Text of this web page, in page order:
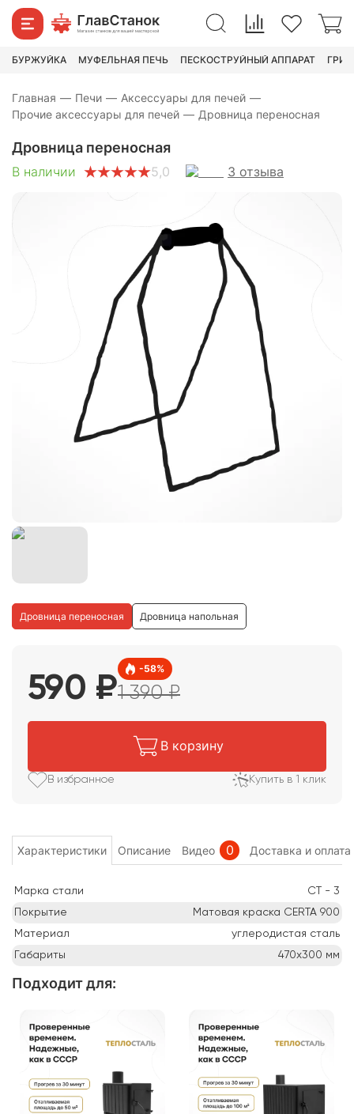
БУРЖУЙКА МУФЕЛЬНАЯ ПЕЧЬ ПЕСКОСТРУЙНЫЙ АППАРАТ
Главная — Печи — Аксессуары для печей —
Прочие аксессуары для печей — Дровница переносная
Дровница переносная
В наличии 5,0 3 отзыва
Дровница переносная Дровница напольная
590 ₽
-58%
1 390₽
В корзину
В избранное Купить в 1 клик
Характеристики Описание Видео 0 Доставка и оплата
Марка стали
СТ - 3
Покрытие
Матовая краска CERTA 900
Материал
углеродистая сталь
Габариты
470х300 мм
Подходит для: